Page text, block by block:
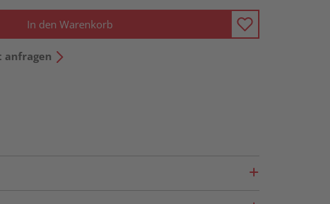
In den Warenkorb
anfragen